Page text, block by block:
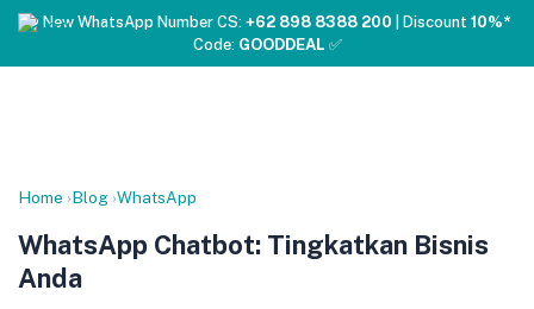
❤️ New WhatsApp Number CS: +62 898 8388 200 | Discount 10%*
Code: GOODDEAL ✅
Home ›Blog ›WhatsApp
WhatsApp Chatbot: Tingkatkan Bisnis
Anda